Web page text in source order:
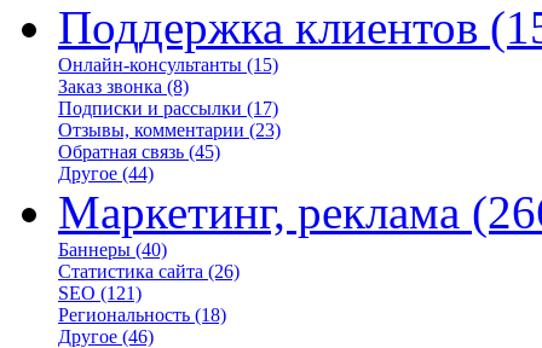
Поддержка клиентов
Онлайн-консультанты (15)
Заказ звонка (8)
Подписки и рассылки (17)
Отзывы, комментарии (23)
Обратная связь (45)
Другое (44)
Маркетинг, реклама
Баннеры (40)
Статистика сайта (26)
SEO (121)
Региональность (18)
Другое (46)